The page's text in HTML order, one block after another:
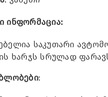
ინფორმაცია:
საკუთარი
ხარჯს სრულად
: